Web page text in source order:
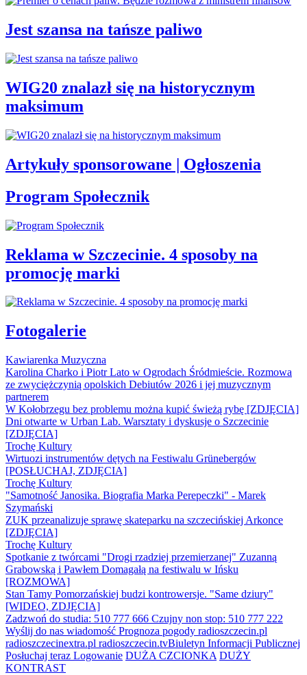
Jest szansa na tańsze paliwo
WIG20 znalazł się na historycznym
maksimum
Artykuły sponsorowane | Ogłoszenia
Program Społecznik
Reklama w Szczecinie. 4 sposoby na
promocję marki
Fotogalerie
Kawiarenka Muzyczna
Karolina Charko i Piotr Lato w Ogrodach Śródmieście. Rozmowa
ze zwyciężczynią opolskich Debiutów 2026 i jej muzycznym
partnerem
W Kołobrzegu bez problemu można kupić świeżą rybę [ZDJĘCIA]
Dni otwarte w Urban Lab. Warsztaty i dyskusje o Szczecinie
[ZDJĘCIA]
Trochę Kultury
Wirtuozi instrumentów dętych na Festiwalu Grünebergów
[POSŁUCHAJ, ZDJĘCIA]
Trochę Kultury
"Samotność Janosika. Biografia Marka Perepeczki" - Marek
Szymański
ZUK przeanalizuje sprawę skateparku na szczecińskiej Arkonce
[ZDJĘCIA]
Trochę Kultury
Spotkanie z twórcami "Drogi rzadziej przemierzanej" Zuzanną
Grabowską i Pawłem Domagałą na festiwalu w Ińsku
[ROZMOWA]
Stan Tamy Pomorzańskiej budzi kontrowersje. "Same dziury"
[WIDEO, ZDJĘCIA]
Zadzwoń do studia: 510 777 666 Czujny non stop: 510 777 222
Wyślij do nas wiadomość Prognoza pogody radioszczecin.pl
radioszczecinextra.pl radioszczecin.tvBiuletyn Informacji Publicznej
Posłuchaj teraz Logowanie DUŻA CZCIONKA DUŻY
KONTRAST